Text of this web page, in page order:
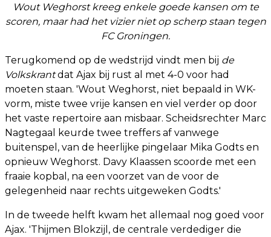
Wout Weghorst kreeg enkele goede kansen om te
scoren, maar had het vizier niet op scherp staan tegen
FC Groningen.
Terugkomend op de wedstrijd vindt men bij de
Volkskrantdat Ajax bij rust al met 4-0 voor had
moeten staan. 'Wout Weghorst, niet bepaald in WK-
vorm, miste twee vrije kansen en viel verder op door
het vaste repertoire aan misbaar. Scheidsrechter Marc
Nagtegaal keurde twee treffers af vanwege
buitenspel, van de heerlijke pingelaar Mika Godts en
opnieuw Weghorst. Davy Klaassen scoorde met een
fraaie kopbal, na een voorzet van de voor de
gelegenheid naar rechts uitgeweken Godts.'
In de tweede helft kwam het allemaal nog goed voor
Ajax. 'Thijmen Blokzijl, de centrale verdediger die